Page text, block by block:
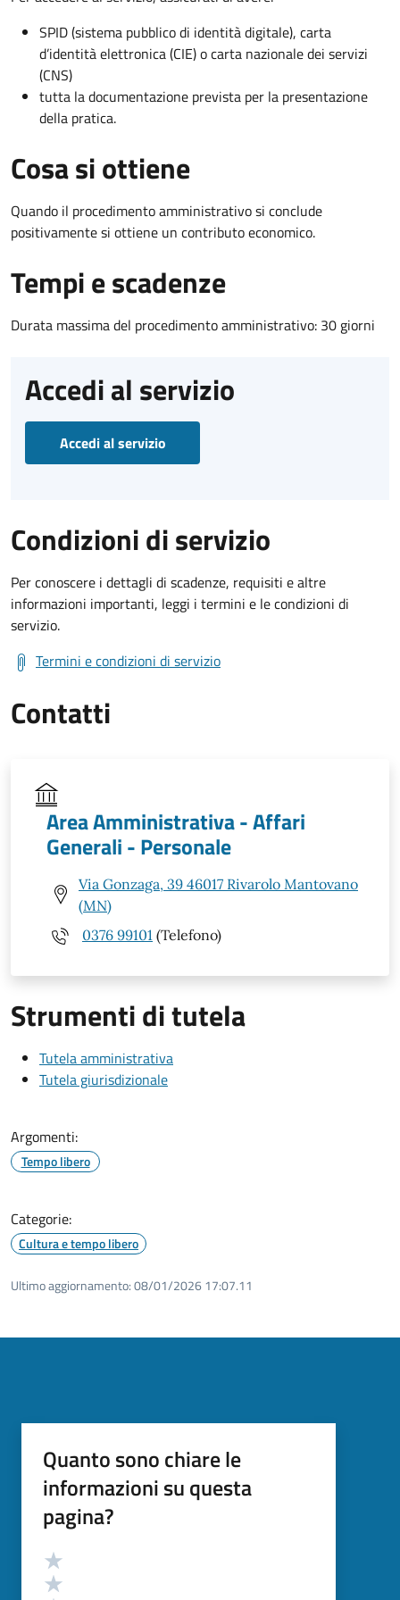
SPID (sistema pubblico di identità digitale), carta
d’identità elettronica (CIE) o carta nazionale dei servizi
(CNS)
tutta la documentazione prevista per la presentazione
della pratica.
Cosa si ottiene
Quando il procedimento amministrativo si conclude
positivamente si ottiene un contributo economico.
Tempi e scadenze
Durata massima del procedimento amministrativo: 30 giorni
Accedi al servizio
Accedi al servizio
Condizioni di servizio
Per conoscere i dettagli di scadenze, requisiti e altre
informazioni importanti, leggi i termini e le condizioni di
servizio.
Termini e condizioni di servizio
Contatti
Area Amministrativa - Affari
Generali - Personale
Via Gonzaga, 39 46017 Rivarolo Mantovano
(MN)
0376 99101 (Telefono)
Strumenti di tutela
Tutela amministrativa
Tutela giurisdizionale
Argomenti:
Tempo libero
Categorie:
Cultura e tempo libero
Ultimo aggiornamento:08/01/2026 17:07.11
Quanto sono chiare le
informazioni su questa
pagina?
Valutazione